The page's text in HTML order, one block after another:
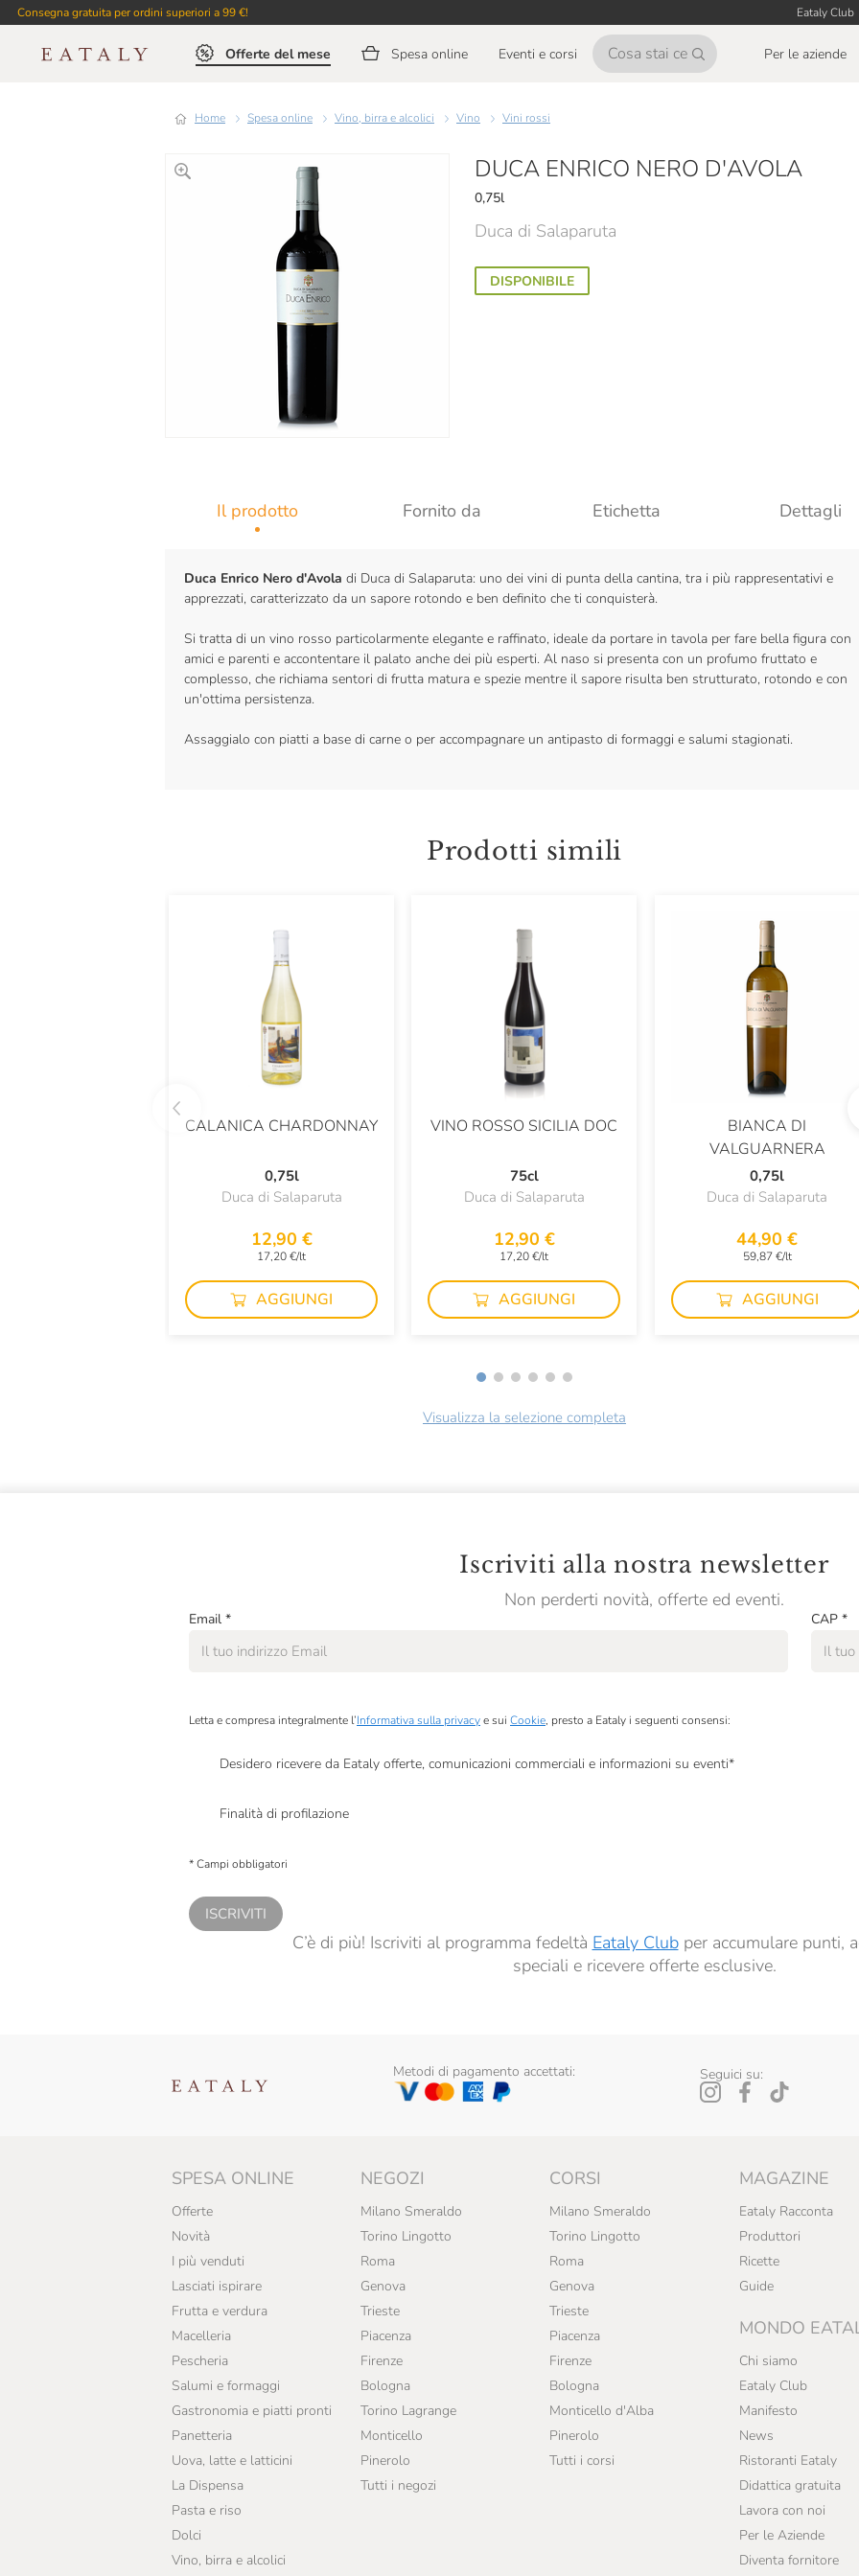
Consegna gratuita per ordini superiori a 99 €! Eataly Club
Offerte del mese Spesa online Eventi e corsi Per le aziende
Home Spesa online Vino, birra e alcolici Vino Vini rossi
DUCA ENRICO NERO D'AVOLA
0,75l
Duca di Salaparuta
DISPONIBILE
Il prodotto Fornito da Etichetta Dettagli
Duca Enrico Nero d'Avola di Duca di Salaparuta: uno dei vini di punta della cantina, tra i più rappresentativi e
apprezzati, caratterizzato da un sapore rotondo e ben definito che ti conquisterà.
Si tratta di un vino rosso particolarmente elegante e raffinato, ideale da portare in tavola per fare bella figura con
amici e parenti e accontentare il palato anche dei più esperti. Al naso si presenta con un profumo fruttato e
complesso, che richiama sentori di frutta matura e spezie mentre il sapore risulta ben strutturato, rotondo e con
un'ottima persistenza.
Assaggialo con piatti a base di carne o per accompagnare un antipasto di formaggi e salumi stagionati.
Prodotti simili
CALANICA CHARDONNAY
0,75l
Duca di Salaparuta
12,90 €
17,20 €/lt
AGGIUNGI
VINO ROSSO SICILIA DOC
75cl
Duca di Salaparuta
12,90 €
17,20 €/lt
AGGIUNGI
BIANCA DI
VALGUARNERA
0,75l
Duca di Salaparuta
44,90 €
59,87 €/lt
AGGIUNGI
Visualizza la selezione completa
Iscriviti alla nostra newsletter
Non perderti novità, offerte ed eventi.
Email * CAP *
Letta e compresa integralmente l’Informativa sulla privacye sui Cookie, presto a Eataly i seguenti consensi:
Desidero ricevere da Eataly offerte, comunicazioni commerciali e informazioni su eventi*
Finalità di profilazione
* Campi obbligatori
ISCRIVITI
C’è di più! Iscriviti al programma fedeltà Eataly Clubper accumulare punti,
speciali e ricevere offerte esclusive.
Metodi di pagamento accettati: Seguici su:
SPESA ONLINE
Offerte
Novità
I più venduti
Lasciati ispirare
Frutta e verdura
Macelleria
Pescheria
Salumi e formaggi
Gastronomia e piatti pronti
Panetteria
Uova, latte e latticini
La Dispensa
Pasta e riso
Dolci
Vino, birra e alcolici
NEGOZI
Milano Smeraldo
Torino Lingotto
Roma
Genova
Trieste
Piacenza
Firenze
Bologna
Torino Lagrange
Monticello
Pinerolo
Tutti i negozi
CORSI
Milano Smeraldo
Torino Lingotto
Roma
Genova
Trieste
Piacenza
Firenze
Bologna
Monticello d'Alba
Pinerolo
Tutti i corsi
MAGAZINE
Eataly Racconta
Produttori
Ricette
Guide
MONDO
Chi siamo
Eataly Club
Manifesto
News
Ristoranti Eataly
Didattica gratuita
Lavora con noi
Per le Aziende
Diventa fornitore